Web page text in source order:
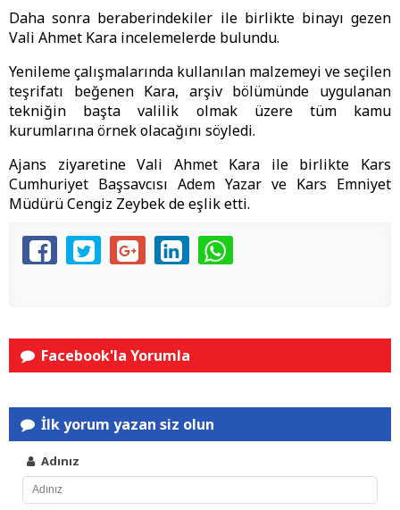
Daha sonra beraberindekiler ile birlikte binayı gezen
Vali Ahmet Kara incelemelerde bulundu.
Yenileme çalışmalarında kullanılan malzemeyi ve seçilen
teşrifatı beğenen Kara, arşiv bölümünde uygulanan
tekniğin başta valilik olmak üzere tüm kamu
kurumlarına örnek olacağını söyledi.
Ajans ziyaretine Vali Ahmet Kara ile birlikte Kars
Cumhuriyet Başsavcısı Adem Yazar ve Kars Emniyet
Müdürü Cengiz Zeybek de eşlik etti.
Facebook'la Yorumla
İlk yorum yazan siz olun
Adınız